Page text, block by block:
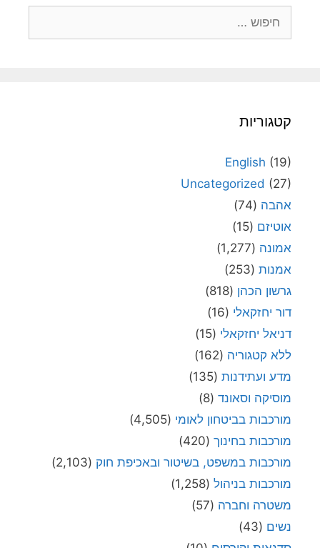
קטגוריות
English (19)
Uncategorized (27)
אהבה (74)
אוטיזם (15)
אמונה (1,277)
אמנות (253)
גרשון הכהן (818)
דור יחזקאלי (16)
דניאל יחזקאלי (15)
ללא קטגוריה (162)
מדע ועתידנות (135)
מוסיקה וסאונד (8)
מורכבות בביטחון לאומי (4,505)
מורכבות בחינוך (420)
מורכבות במשפט, בשיטור ובאכיפת חוק (2,103)
מורכבות בניהול (1,258)
משטרה וחברה (57)
נשים (43)